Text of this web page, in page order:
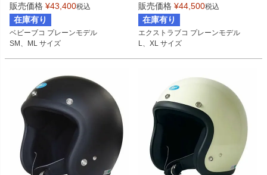
SMサイズ商品コード：0107BBCP0
13
MLサイズ商品コード：0107BBCP01
4
販売価格 ¥43,400税込
在庫有り
ベビーブコ プレーンモデル
SM、ML サイズ
Lサイズ商品コード：0107EBCP025
XLサイズ商品コード：0107EBCP02
6
Buco（ブコ）
販売価格 ¥44,500税込
在庫有り
エクストラブコ プレーンモデル
L、XL サイズ